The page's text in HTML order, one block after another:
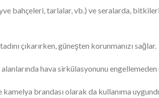
bahçeleri, tarlalar, vb.) ve seralarda,
çıkarırken, güneşten korunmanızı sağlar.
hava sirkülasyonunu
brandası olarak da kullanıma